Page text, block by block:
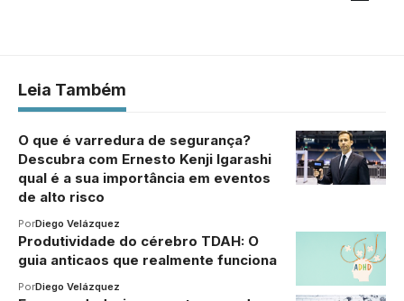
Leia Também
O que é varredura de segurança?
Descubra com Ernesto Kenji Igarashi
qual é a sua importância em eventos
de alto risco
PorDiego Velázquez
Produtividade do cérebro TDAH: O
guia anticaos que realmente funciona
PorDiego Velázquez